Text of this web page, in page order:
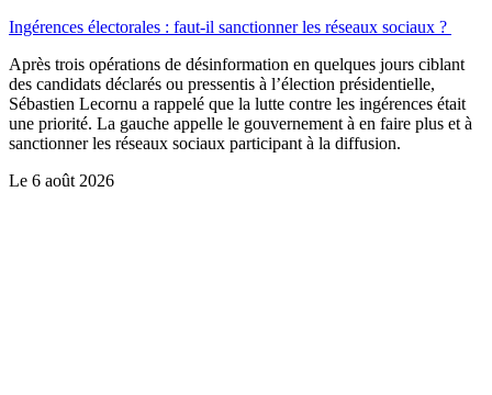
Ingérences électorales : faut-il sanctionner les réseaux sociaux ?
Après trois opérations de désinformation en quelques jours ciblant
des candidats déclarés ou pressentis à l’élection présidentielle,
Sébastien Lecornu a rappelé que la lutte contre les ingérences était
une priorité. La gauche appelle le gouvernement à en faire plus et à
sanctionner les réseaux sociaux participant à la diffusion.
Le 6 août 2026